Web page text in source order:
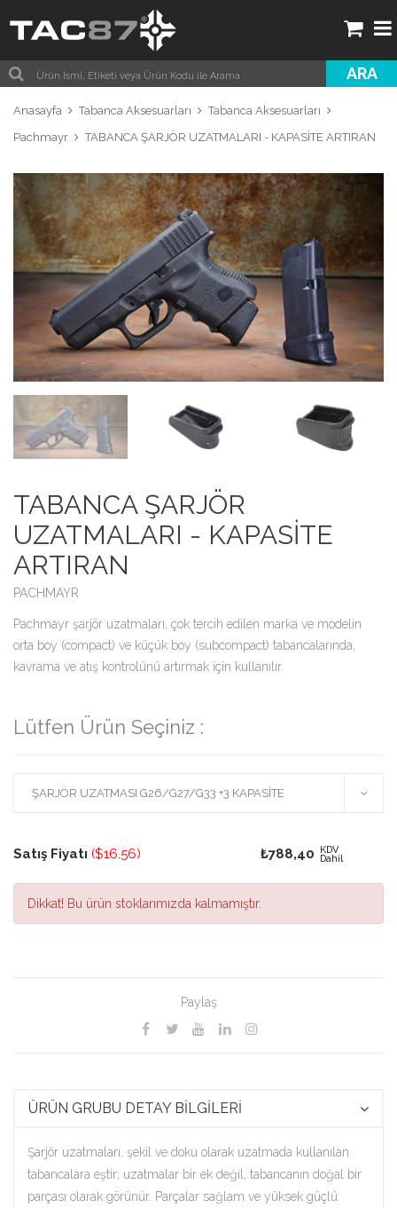
ARA
Anasayfa Tabanca Aksesuarları
Tabanca Aksesuarları
Pachmayr
TABANCA ŞARJÖR UZATMALARI - KAPASİTE ARTIRAN
TABANCA ŞARJÖR
UZATMALARI - KAPASİTE
ARTIRAN
PACHMAYR
Pachmayr şarjör uzatmaları, çok tercih edilen marka ve modelin
orta boy (compact) ve küçük boy (subcompact) tabancalarında,
kavrama ve atış kontrolünü artırmak için kullanılır.
Lütfen Ürün Seçiniz :
Satış Fiyatı ($16.56) ₺788,40 KDV
Dahil
Dikkat! Bu ürün stoklarımızda kalmamıştır.
Paylaş
ÜRÜN GRUBU DETAY BİLGİLERİ
Şarjör uzatmaları, şekil ve doku olarak uzatmada kullanılan
tabancalara eştir; uzatmalar bir ek değil, tabancanın doğal bir
parçası olarak görünür. Parçalar sağlam ve yüksek güçlü